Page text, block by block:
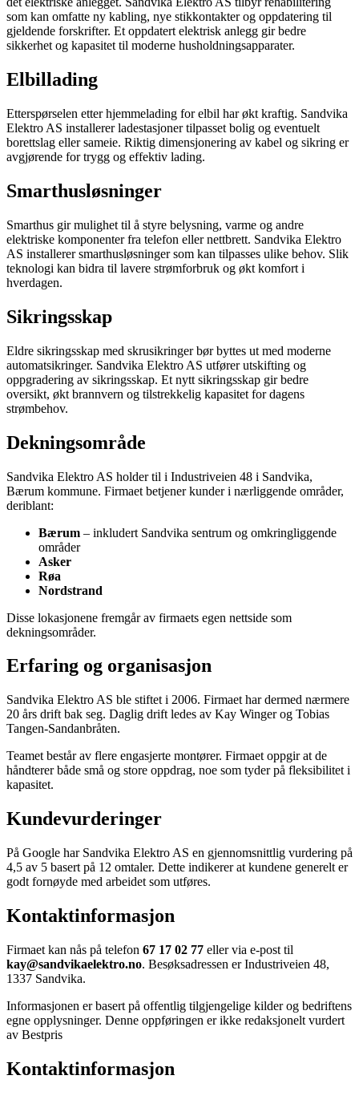
som kan omfatte ny kabling, nye stikkontakter og oppdatering til
gjeldende forskrifter. Et oppdatert elektrisk anlegg gir bedre
sikkerhet og kapasitet til moderne husholdningsapparater.
Elbillading
Etterspørselen etter hjemmelading for elbil har økt kraftig. Sandvika
Elektro AS installerer ladestasjoner tilpasset bolig og eventuelt
borettslag eller sameie. Riktig dimensjonering av kabel og sikring er
avgjørende for trygg og effektiv lading.
Smarthusløsninger
Smarthus gir mulighet til å styre belysning, varme og andre
elektriske komponenter fra telefon eller nettbrett. Sandvika Elektro
AS installerer smarthusløsninger som kan tilpasses ulike behov. Slik
teknologi kan bidra til lavere strømforbruk og økt komfort i
hverdagen.
Sikringsskap
Eldre sikringsskap med skrusikringer bør byttes ut med moderne
automatsikringer. Sandvika Elektro AS utfører utskifting og
oppgradering av sikringsskap. Et nytt sikringsskap gir bedre
oversikt, økt brannvern og tilstrekkelig kapasitet for dagens
strømbehov.
Dekningsområde
Sandvika Elektro AS holder til i Industriveien 48 i Sandvika,
Bærum kommune. Firmaet betjener kunder i nærliggende områder,
deriblant:
Bærum – inkludert Sandvika sentrum og omkringliggende
områder
Asker
Røa
Nordstrand
Disse lokasjonene fremgår av firmaets egen nettside som
dekningsområder.
Erfaring og organisasjon
Sandvika Elektro AS ble stiftet i 2006. Firmaet har dermed nærmere
20 års drift bak seg. Daglig drift ledes av Kay Winger og Tobias
Tangen-Sandanbråten.
Teamet består av flere engasjerte montører. Firmaet oppgir at de
håndterer både små og store oppdrag, noe som tyder på fleksibilitet i
kapasitet.
Kundevurderinger
På Google har Sandvika Elektro AS en gjennomsnittlig vurdering på
4,5 av 5 basert på 12 omtaler. Dette indikerer at kundene generelt er
godt fornøyde med arbeidet som utføres.
Kontaktinformasjon
Firmaet kan nås på telefon 67 17 02 77 eller via e-post til
kay@sandvikaelektro.no. Besøksadressen er Industriveien 48,
1337 Sandvika.
Informasjonen er basert på offentlig tilgjengelige kilder og bedriftens
egne opplysninger. Denne oppføringen er ikke redaksjonelt vurdert
av Bestpris
Kontaktinformasjon